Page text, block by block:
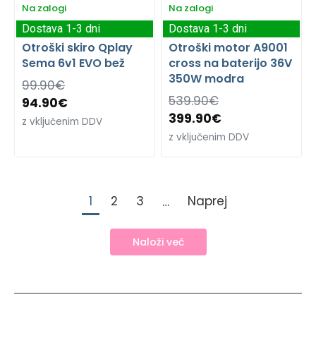
Na zalogi
Otroški skiro Qplay
Sema 6v1 EVO bež
99.90€
94.90€
z vključenim DDV
Dostava 1-3 dni
Na zalogi
Otroški motor A9001
cross na baterijo 36V
350W modra
539.90€
399.90€
z vključenim DDV
Dostava 1-3 dni
1 2 3 … Naprej
Naloži več